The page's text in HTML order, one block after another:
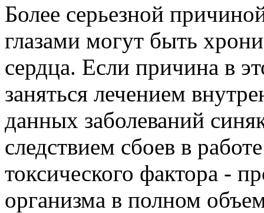
Более серьезной
глазами могут быть
сердца. Если причина в
заняться лечением
данных заболеваний
следствием сбоев в
токсического фактора -
организма в полном